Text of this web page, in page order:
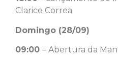
Clarice Correa
Domingo (28/09)
09:00 – Abertura da